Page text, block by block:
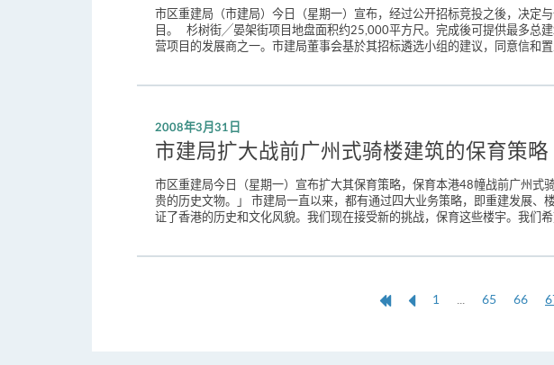
市区重建局（市建局）今日（星期一）宣布，经过公开招标竞投之後，决
目。 杉树街╱晏架街项目地盘面积约25,000平方尺。完成後可提供最多总
营项目的发展商之一。市建局董事会基於其招标遴选小组的建议，同意信和
2008年3月31日
市建局扩大战前广州式骑楼建筑的保育策略
市区重建局今日（星期一）宣布扩大其保育策略，保育本港48幢战前广州
贵的历史文物。」 市建局一直以来，都有通过四大业务策略，即重建发展
证了香港的历史和文化风貌。我们现在接受新的挑战，保育这些楼宇。我们
第
上
1 ... 65 66